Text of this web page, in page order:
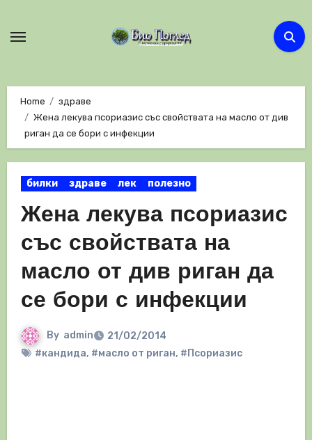
Home
здраве
Жена лекува псориазис със свойствата на масло от див
риган да се бори с инфекции
билки здраве лек полезно
Жена лекува псориазис
със свойствата на
масло от див риган да
се бори с инфекции
By admin
21/02/2014
#кандида, #масло от риган, #Псориазис